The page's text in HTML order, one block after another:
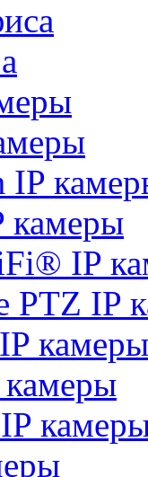
IP
камеры
IP
PTZ IP
камеры